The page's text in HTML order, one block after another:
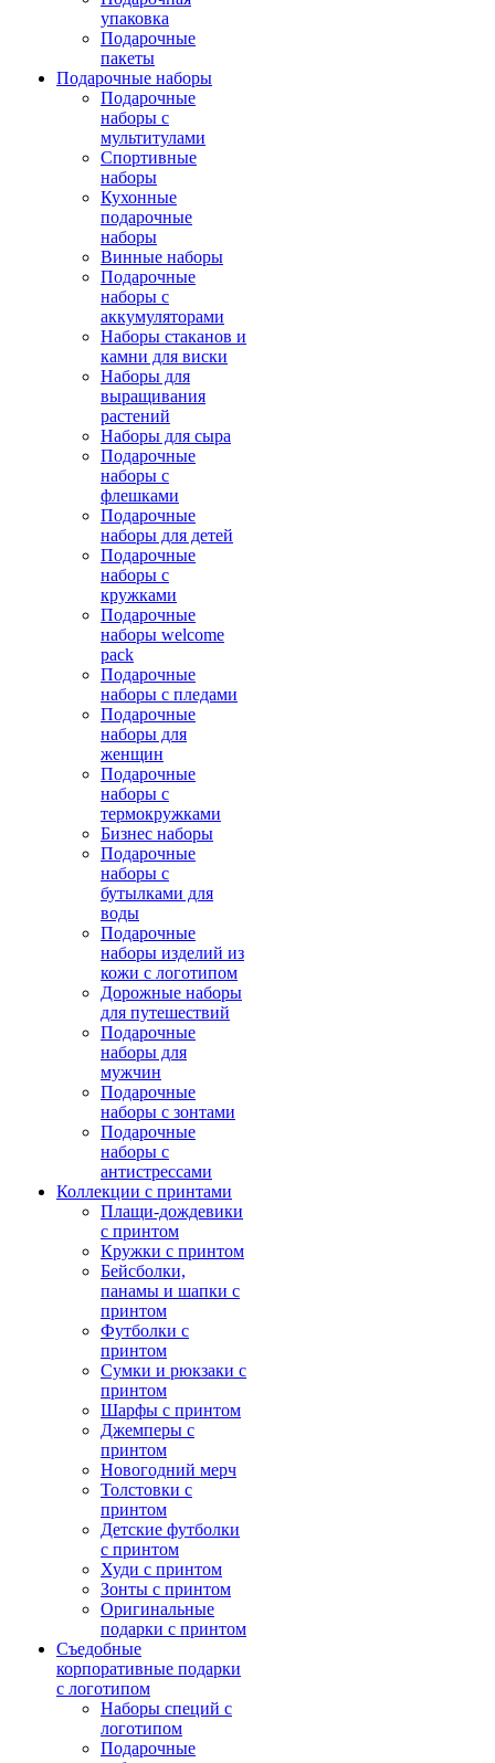
упаковка
Подарочные
пакеты
Подарочные наборы
Подарочные
наборы с
мультитулами
Спортивные
наборы
Кухонные
подарочные
наборы
Винные наборы
Подарочные
наборы с
аккумуляторами
Наборы стаканов и
камни для виски
Наборы для
выращивания
растений
Наборы для сыра
Подарочные
наборы с
флешками
Подарочные
наборы для детей
Подарочные
наборы с
кружками
Подарочные
наборы welcome
pack
Подарочные
наборы с пледами
Подарочные
наборы для
женщин
Подарочные
наборы с
термокружками
Бизнес наборы
Подарочные
наборы с
бутылками для
воды
Подарочные
наборы изделий из
кожи с логотипом
Дорожные наборы
для путешествий
Подарочные
наборы для
мужчин
Подарочные
наборы с зонтами
Подарочные
наборы с
антистрессами
Коллекции с принтами
Плащи-дождевики
с принтом
Кружки с принтом
Бейсболки,
панамы и шапки с
принтом
Футболки с
принтом
Сумки и рюкзаки с
принтом
Шарфы с принтом
Джемперы с
принтом
Новогодний мерч
Толстовки с
принтом
Детские футболки
с принтом
Худи с принтом
Зонты с принтом
Оригинальные
подарки с принтом
Съедобные
корпоративные подарки
с логотипом
Наборы специй с
логотипом
Подарочные